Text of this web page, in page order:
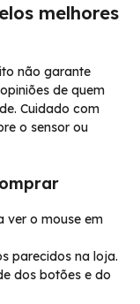
melhores
não garante
de quem
Cuidado com
o sensor ou
ver o mouse em
parecidos na loja.
dos botões e do